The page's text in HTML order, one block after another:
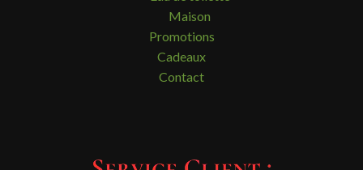
Maison
Promotions
Cadeaux
Contact